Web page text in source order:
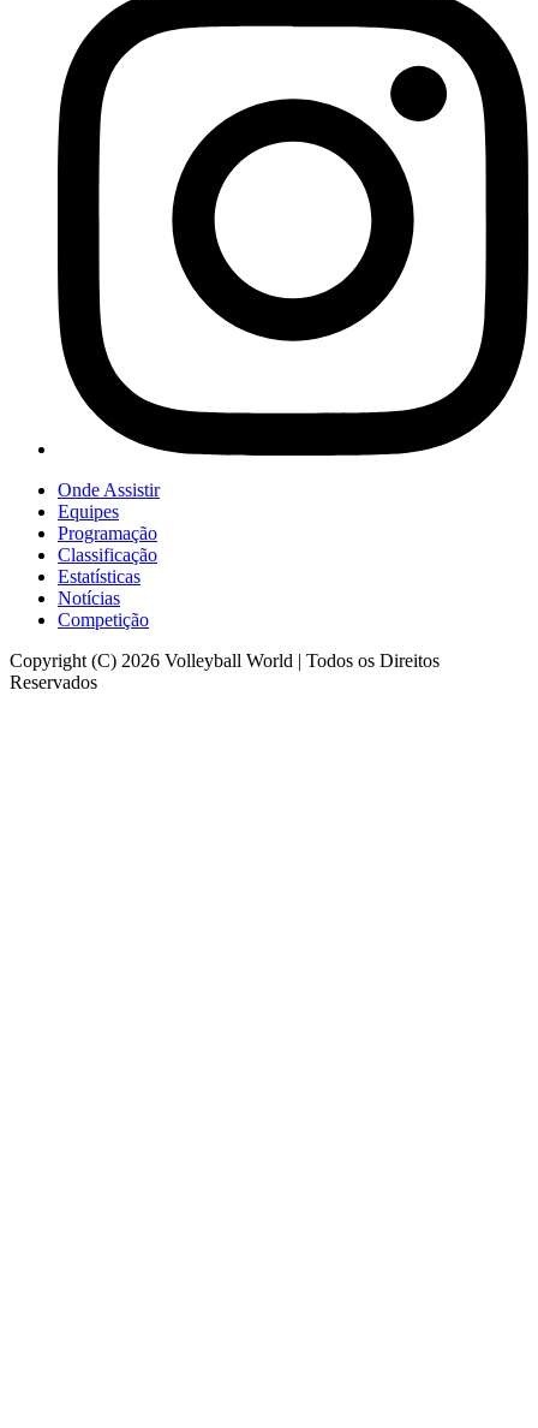
Onde Assistir
Equipes
Programação
Classificação
Estatísticas
Notícias
Competição
Copyright (C) 2026 Volleyball World | Todos os Direitos
Reservados